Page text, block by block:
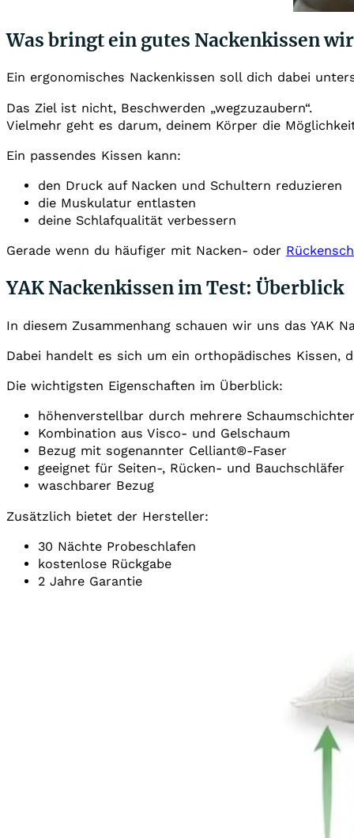
Was bringt ein gutes Nackenkissen
Ein ergonomisches Nackenkissen soll dich dabei
Das Ziel ist nicht, Beschwerden „wegzuzaubern“.
Vielmehr geht es darum, deinem Körper die
Ein passendes Kissen kann:
den Druck auf Nacken und Schultern reduzieren
die Muskulatur entlasten
deine Schlafqualität verbessern
Gerade wenn du häufiger mit Nacken- oder
YAK Nackenkissen im Test: Überblick
In diesem Zusammenhang schauen wir uns das YAK
Dabei handelt es sich um ein orthopädisches
Die wichtigsten Eigenschaften im Überblick:
höhenverstellbar durch mehrere
Kombination aus Visco- und Gelschaum
Bezug mit sogenannter Celliant®-Faser
geeignet für Seiten-, Rücken- und Bauchschläfer
waschbarer Bezug
Zusätzlich bietet der Hersteller:
30 Nächte Probeschlafen
kostenlose Rückgabe
2 Jahre Garantie